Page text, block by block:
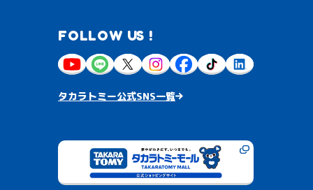
FOLLOW US !
タカラトミー公式SNS一覧